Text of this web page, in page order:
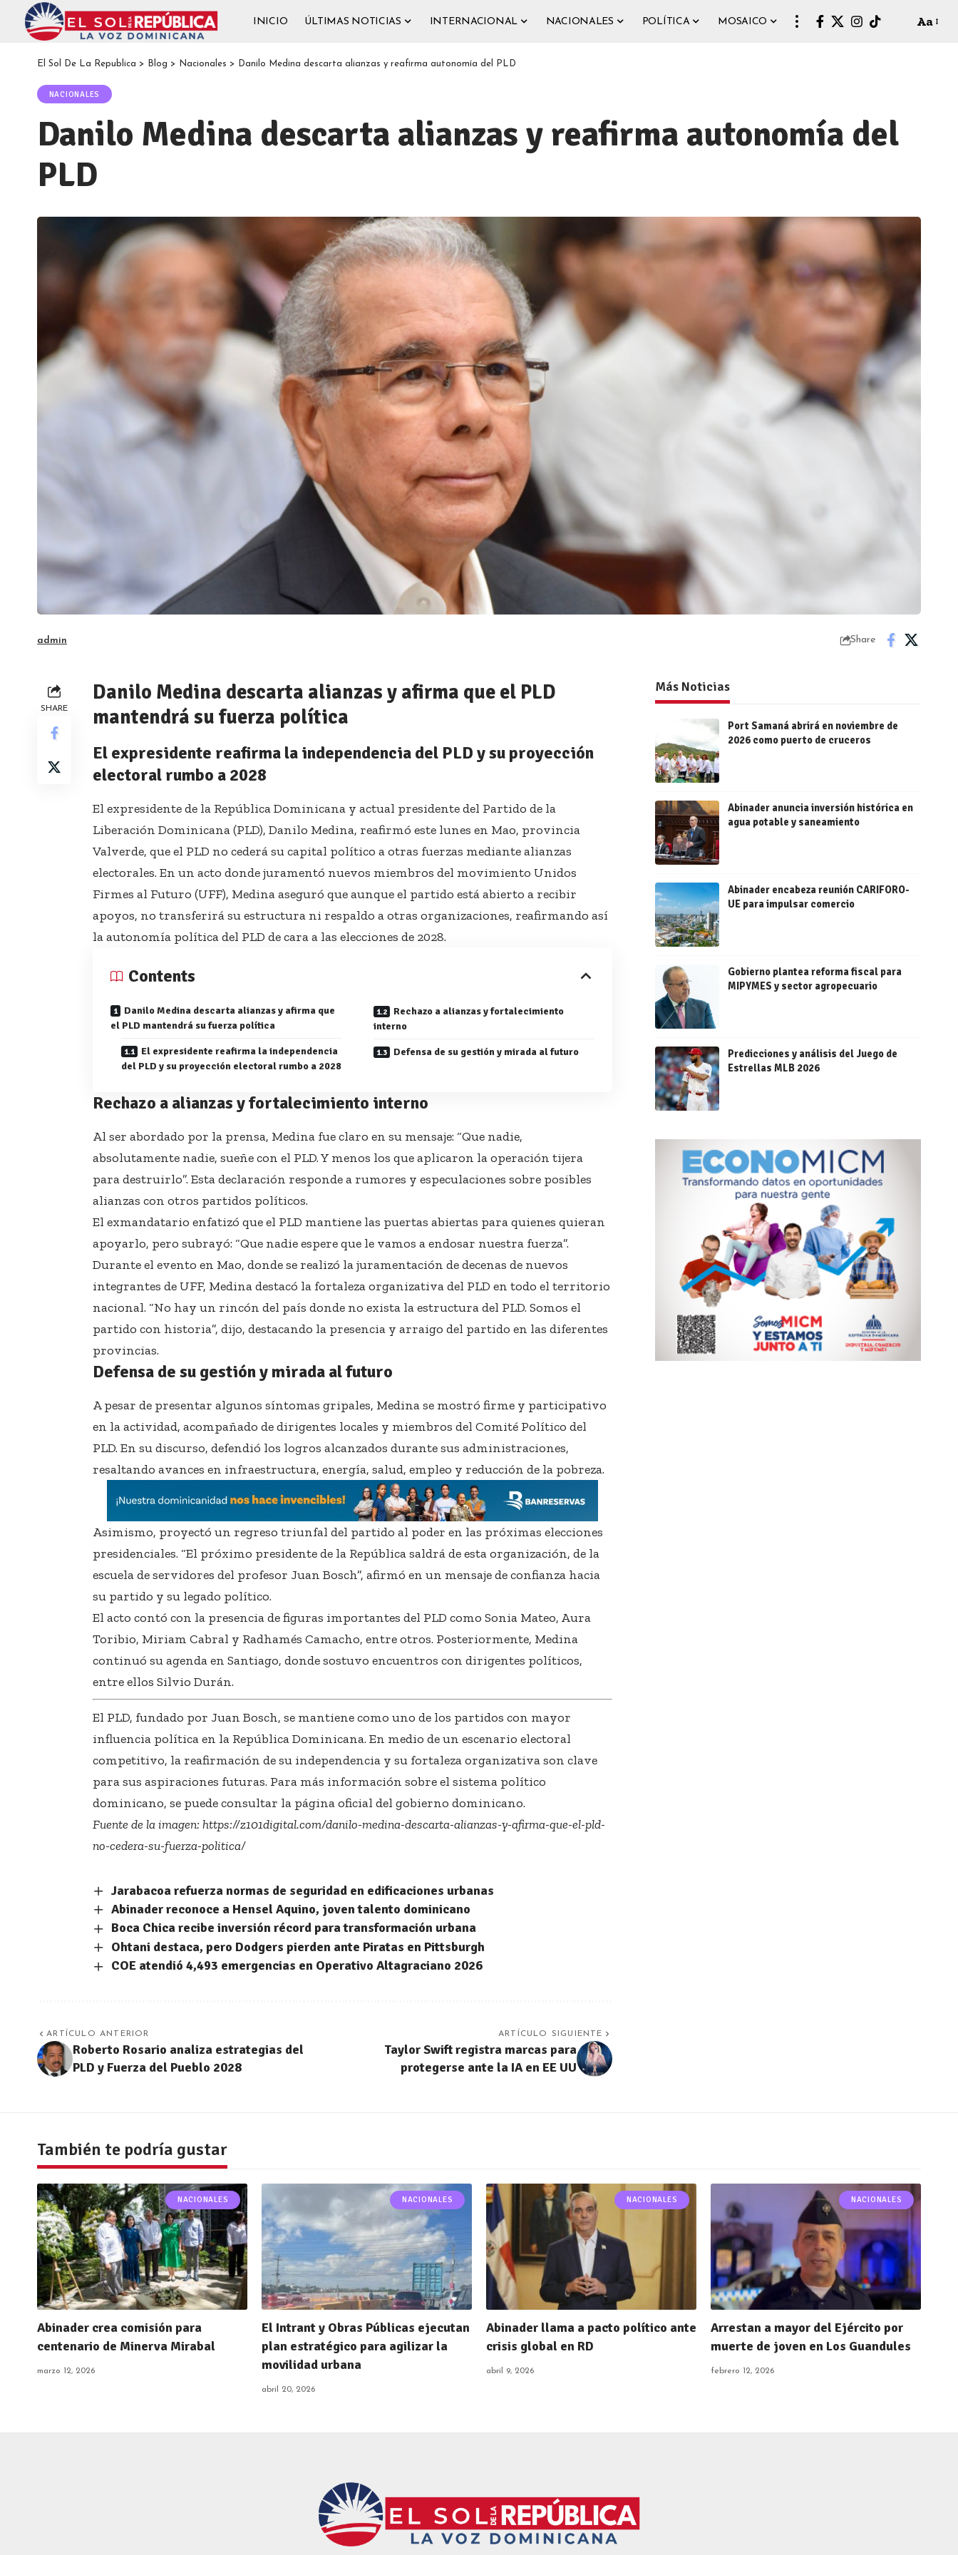
INICIO ÚLTIMAS NOTICIAS INTERNACIONAL NACIONALES POLÍTICA MOSAICO Aa
El Sol De La Republica > Blog > Nacionales > Danilo Medina descarta alianzas y reafirma autonomía del PLD
NACIONALES
Danilo Medina descarta alianzas y reafirma autonomía del
PLD
admin Share
SHARE
Danilo Medina descarta alianzas y afirma que el PLD
mantendrá su fuerza política
El expresidente reafirma la independencia del PLD y su proyección
electoral rumbo a 2028
El expresidente de la República Dominicana y actual presidente del Partido de la
Liberación Dominicana (PLD), Danilo Medina, reafirmó este lunes en Mao, provincia
Valverde, que el PLD no cederá su capital político a otras fuerzas mediante alianzas
electorales. En un acto donde juramentó nuevos miembros del movimiento Unidos
Firmes al Futuro (UFF), Medina aseguró que aunque el partido está abierto a recibir
apoyos, no transferirá su estructura ni respaldo a otras organizaciones, reafirmando así
la autonomía política del PLD de cara a las elecciones de 2028.
Contents
Danilo Medina descarta alianzas y afirma que
el PLD mantendrá su fuerza política
El expresidente reafirma la independencia
del PLD y su proyección electoral rumbo a 2028
Rechazo a alianzas y fortalecimiento
interno
Defensa de su gestión y mirada al futuro
Rechazo a alianzas y fortalecimiento interno
Al ser abordado por la prensa, Medina fue claro en su mensaje: “Que nadie,
absolutamente nadie, sueñe con el PLD. Y menos los que aplicaron la operación tijera
para destruirlo”. Esta declaración responde a rumores y especulaciones sobre posibles
alianzas con otros partidos políticos.
El exmandatario enfatizó que el PLD mantiene las puertas abiertas para quienes quieran
apoyarlo, pero subrayó: “Que nadie espere que le vamos a endosar nuestra fuerza”.
Durante el evento en Mao, donde se realizó la juramentación de decenas de nuevos
integrantes de UFF, Medina destacó la fortaleza organizativa del PLD en todo el territorio
nacional. “No hay un rincón del país donde no exista la estructura del PLD. Somos el
partido con historia”, dijo, destacando la presencia y arraigo del partido en las diferentes
provincias.
Defensa de su gestión y mirada al futuro
A pesar de presentar algunos síntomas gripales, Medina se mostró firme y participativo
en la actividad, acompañado de dirigentes locales y miembros del Comité Político del
PLD. En su discurso, defendió los logros alcanzados durante sus administraciones,
resaltando avances en infraestructura, energía, salud, empleo y reducción de la pobreza.
Asimismo, proyectó un regreso triunfal del partido al poder en las próximas elecciones
presidenciales. “El próximo presidente de la República saldrá de esta organización, de la
escuela de servidores del profesor Juan Bosch”, afirmó en un mensaje de confianza hacia
su partido y su legado político.
El acto contó con la presencia de figuras importantes del PLD como Sonia Mateo, Aura
Toribio, Miriam Cabral y Radhamés Camacho, entre otros. Posteriormente, Medina
continuó su agenda en Santiago, donde sostuvo encuentros con dirigentes políticos,
entre ellos Silvio Durán.
El PLD, fundado por Juan Bosch, se mantiene como uno de los partidos con mayor
influencia política en la República Dominicana. En medio de un escenario electoral
competitivo, la reafirmación de su independencia y su fortaleza organizativa son clave
para sus aspiraciones futuras. Para más información sobre el sistema político
dominicano, se puede consultar la página oficial del gobierno dominicano.
Fuente de la imagen: https://z101digital.com/danilo-medina-descarta-alianzas-y-afirma-que-el-pld-
no-cedera-su-fuerza-politica/
Jarabacoa refuerza normas de seguridad en edificaciones urbanas
Abinader reconoce a Hensel Aquino, joven talento dominicano
Boca Chica recibe inversión récord para transformación urbana
Ohtani destaca, pero Dodgers pierden ante Piratas en Pittsburgh
COE atendió 4,493 emergencias en Operativo Altagraciano 2026
ARTÍCULO ANTERIOR
Roberto Rosario analiza estrategias del
PLD y Fuerza del Pueblo 2028
ARTÍCULO SIGUIENTE
Taylor Swift registra marcas para
protegerse ante la IA en EE UU
Más Noticias
Port Samaná abrirá en noviembre de
2026 como puerto de cruceros
Abinader anuncia inversión histórica en
agua potable y saneamiento
Abinader encabeza reunión CARIFORO-
UE para impulsar comercio
Gobierno plantea reforma fiscal para
MIPYMES y sector agropecuario
Predicciones y análisis del Juego de
Estrellas MLB 2026
También te podría gustar
NACIONALES
Abinader crea comisión para
centenario de Minerva Mirabal
marzo 12, 2026
NACIONALES
El Intrant y Obras Públicas ejecutan
plan estratégico para agilizar la
movilidad urbana
abril 20, 2026
NACIONALES
Abinader llama a pacto político ante
crisis global en RD
abril 9, 2026
NACIONALES
Arrestan a mayor del Ejército por
muerte de joven en Los Guandules
febrero 12, 2026